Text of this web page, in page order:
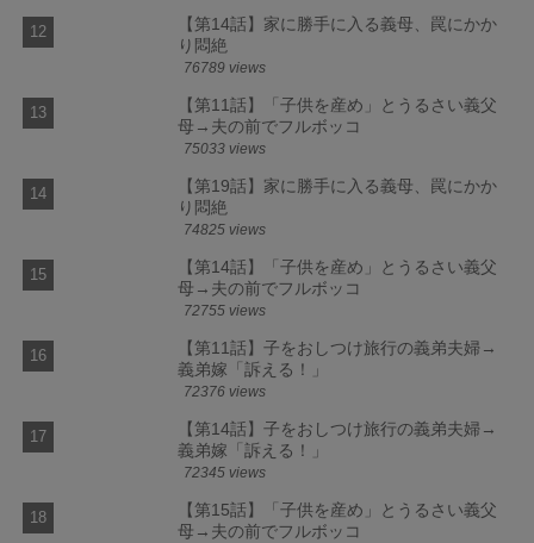
【第14話】家に勝手に入る義母、罠にかか
り悶絶
76789 views
【第11話】「子供を産め」とうるさい義父
母→夫の前でフルボッコ
75033 views
【第19話】家に勝手に入る義母、罠にかか
り悶絶
74825 views
【第14話】「子供を産め」とうるさい義父
母→夫の前でフルボッコ
72755 views
【第11話】子をおしつけ旅行の義弟夫婦→
義弟嫁「訴える！」
72376 views
【第14話】子をおしつけ旅行の義弟夫婦→
義弟嫁「訴える！」
72345 views
【第15話】「子供を産め」とうるさい義父
母→夫の前でフルボッコ